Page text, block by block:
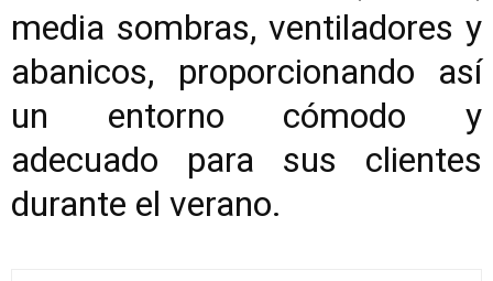
media sombras, ventiladores y
abanicos, proporcionando así
un entorno cómodo y
adecuado para sus clientes
durante el verano.